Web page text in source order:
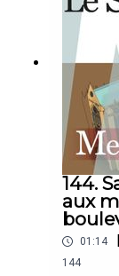
144.
aux
01:14 |
144